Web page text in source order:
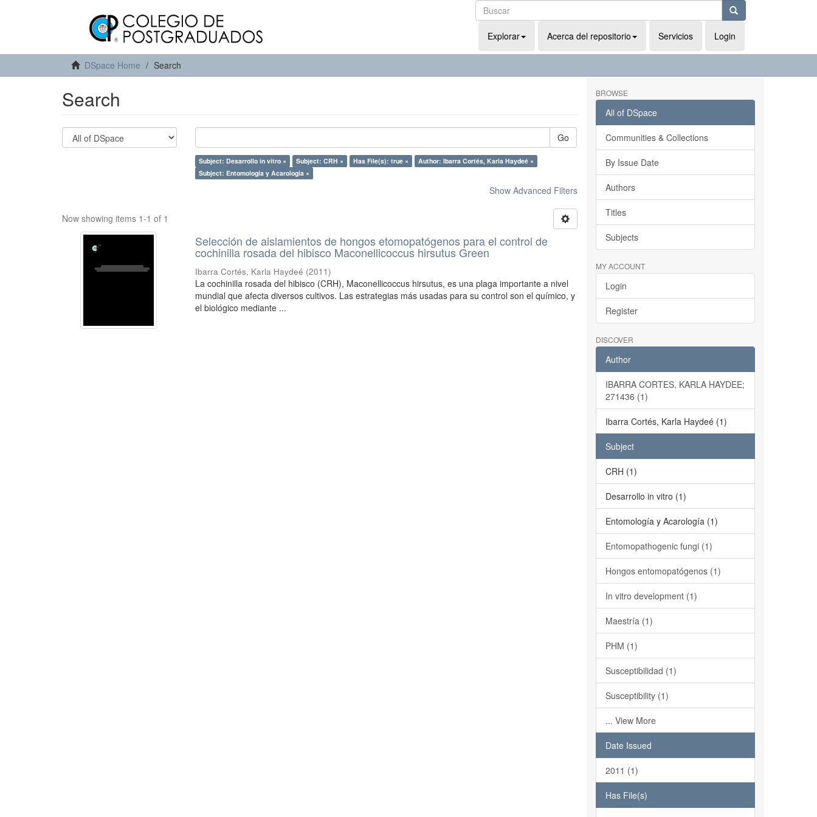
Explorar Acerca del repositorio Servicios Login
DSpace Home Search
Search
Go
Subject: Desarrollo in vitro × Subject: CRH × Has File(s): true ×
Author: Ibarra Cortés, Karla Haydeé ×
Subject: Entomología y Acarología ×
Show Advanced Filters
Now showing items 1-1 of 1
Selección de aislamientos de hongos etomopatógenos para el control de
cochinilla rosada del hibisco Maconellicoccus hirsutus Green
Ibarra Cortés, Karla Haydeé (2011)
La cochinilla rosada del hibisco (CRH), Maconellicoccus hirsutus, es una plaga importante a nivel
mundial que afecta diversos cultivos. Las estrategias más usadas para su control son el químico, y
el biológico mediante ...
BROWSE
All of DSpace
Communities & Collections
By Issue Date
Authors
Titles
Subjects
MY ACCOUNT
Login
Register
DISCOVER
Author
IBARRA CORTES, KARLA HAYDEE;
271436 (1)
Ibarra Cortés, Karla Haydeé (1)
Subject
CRH (1)
Desarrollo in vitro (1)
Entomología y Acarología (1)
Entomopathogenic fungi (1)
Hongos entomopatógenos (1)
In vitro development (1)
Maestría (1)
PHM (1)
Susceptibilidad (1)
Susceptibility (1)
... View More
Date Issued
2011 (1)
Has File(s)